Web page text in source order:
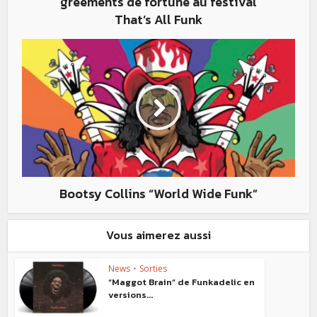
That’s All Funk
Bootsy Collins “World Wide Funk”
Vous aimerez aussi
News • Sorties
“Maggot Brain” de Funkadelic en
versions...